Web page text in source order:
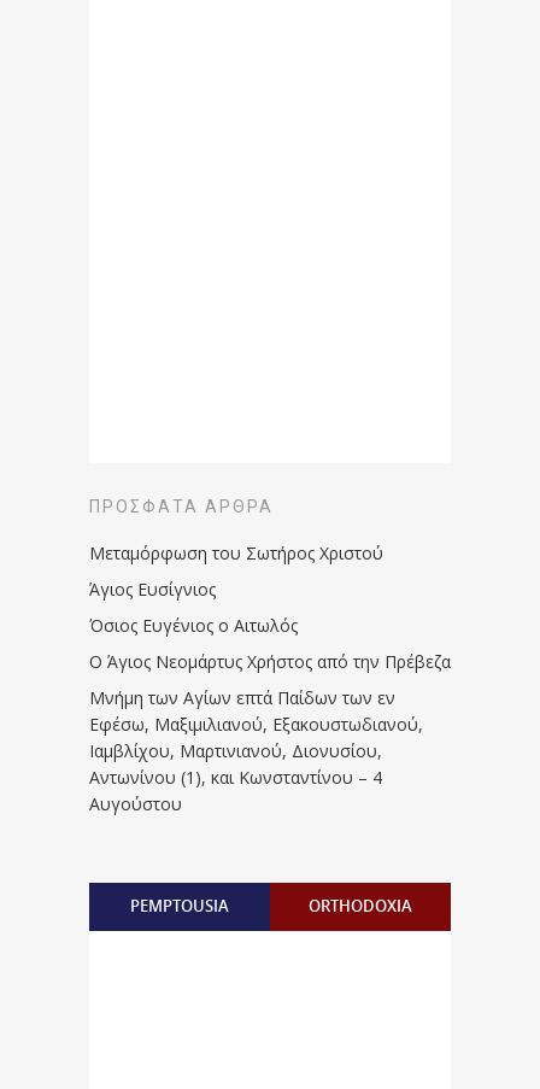
ΠΡΌΣΦΑΤΑ ΆΡΘΡΑ
Μεταμόρφωση του Σωτήρος Χριστού
Άγιος Ευσίγνιος
Όσιος Ευγένιος ο Αιτωλός
Ο Άγιος Νεομάρτυς Χρήστος από την Πρέβεζα
Μνήμη των Aγίων επτά Παίδων των εν
Eφέσω, Mαξιμιλιανού, Eξακουστωδιανού,
Iαμβλίχου, Mαρτινιανού, Διονυσίου,
Aντωνίνου (1), και Kωνσταντίνου – 4
Αυγούστου
PEMPTOUSIA ORTHODOXIA